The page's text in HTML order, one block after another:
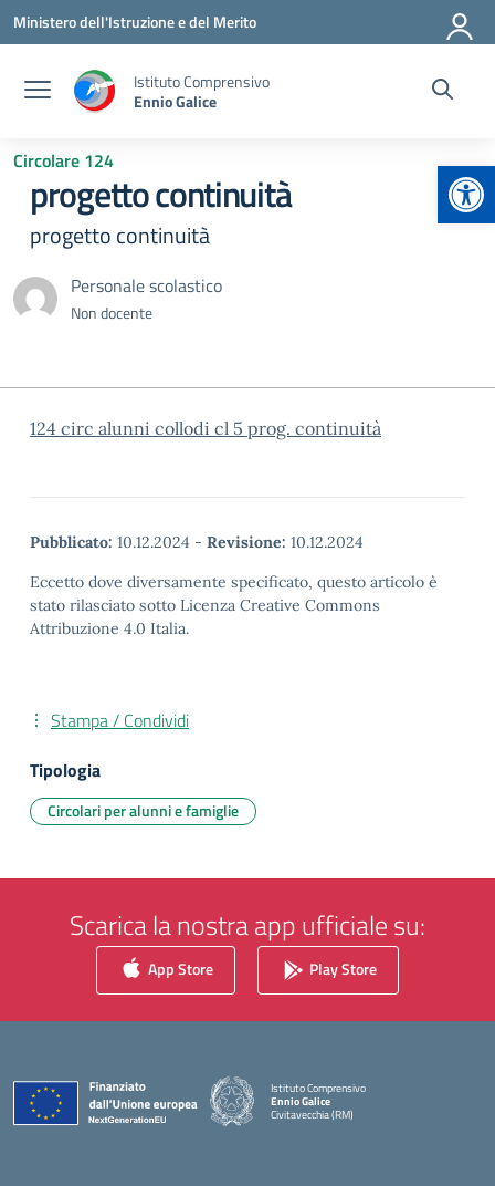
Vai ai contenuti
Vai al menu di navigazione
Vai al footer
Ministero dell'Istruzione e del Merito
Istituto Comprensivo
Ennio Galice
Circolare 124
progetto continuità
progetto continuità
Personale scolastico
Non docente
124 circ alunni collodi cl 5 prog. continuità
Pubblicato: 10.12.2024 - Revisione: 10.12.2024
Eccetto dove diversamente specificato, questo articolo è
stato rilasciato sotto Licenza Creative Commons
Attribuzione 4.0 Italia.
Stampa / Condividi
Tipologia
Circolari per alunni e famiglie
Scarica la nostra app ufficiale su:
App Store Play Store
Istituto Comprensivo
Ennio Galice
Civitavecchia (RM)